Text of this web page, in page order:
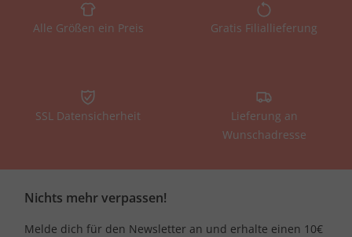
Alle Größen ein Preis Gratis Filiallieferung
SSL Datensicherheit
Lieferung an
Wunschadresse
Nichts mehr verpassen!
Melde dich für den Newsletter an und erhalte einen 10€